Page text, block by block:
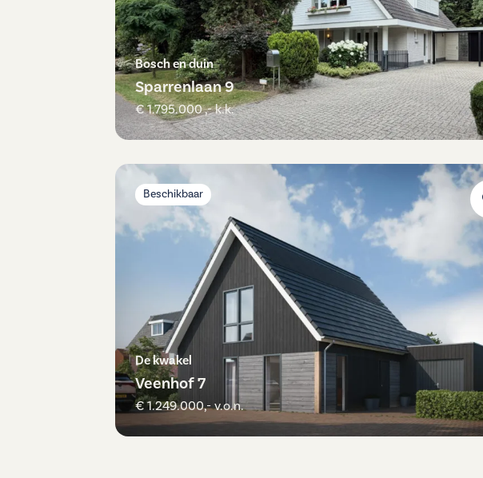
Bosch en duin
Sparrenlaan 9
€ 1.795.000 ,- k.k.
Beschikbaar
De kwakel
Veenhof 7
€ 1.249.000,- v.o.n.